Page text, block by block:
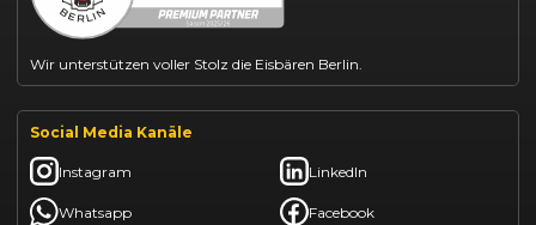
Wir unterstützen voller Stolz die Eisbären Berlin.
Social Media Kanäle
Instagram LinkedIn
Whatsapp Facebook